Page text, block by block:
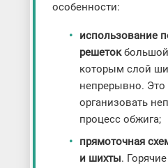
особенности:
использование
решеток
которым слой
непрерывно. Это
организовать
процесс обжига;
прямоточная
и шихты.